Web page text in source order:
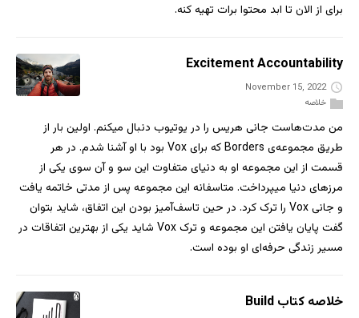
برای از الان تا ابد محتوا برات تهیه کنه.
Excitement Accountability
November 15, 2022
خلاصه
من مدت‌هاست جانی هریس را در یوتیوب دنبال میکنم. اولین بار از
طریق مجموعه‌ی Borders که برای Vox بود با او آشنا شدم. در هر
قسمت از این مجموعه او به دنیای متفاوت این سو و آن سوی یکی از
مرزهای دنیا میپرداخت. متاسفانه این مجموعه پس از مدتی خاتمه یافت
و جانی Vox را ترک کرد. در حین تاسف‌آمیز بودن این اتفاق، شاید بتوان
گفت پایان یافتن این مجموعه و ترک Vox شاید یکی از بهترین اتفاقات در
مسیر زندگی حرفه‌ای او بوده است.
خلاصه کتاب Build